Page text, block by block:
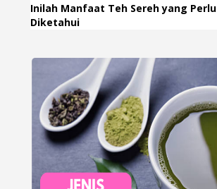
Inilah Manfaat Teh Sereh yang Perlu
Diketahui